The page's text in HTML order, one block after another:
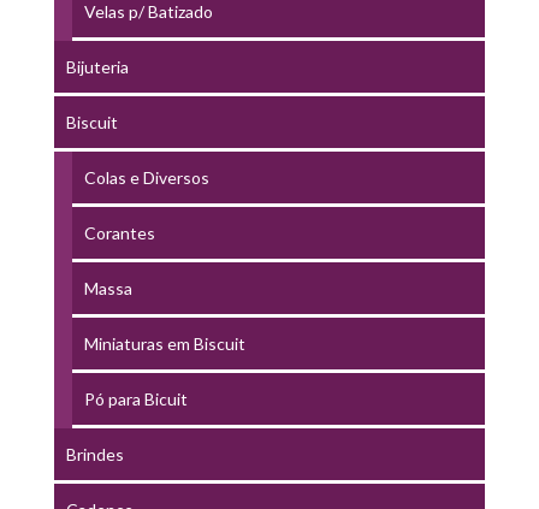
Velas p/ Batizado
Bijuteria
Biscuit
Colas e Diversos
Corantes
Massa
Miniaturas em Biscuit
Pó para Bicuit
Brindes